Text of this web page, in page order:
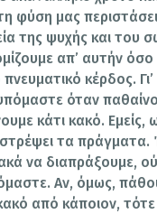
φύση μας
της ψυχής και του
απ’ αυτήν όσο
κέρδος.
όταν
κάτι κακό. Εμείς,
τα πράγματα.
να διαπράξουμε,
Αν, όμως,
από κάποιον,